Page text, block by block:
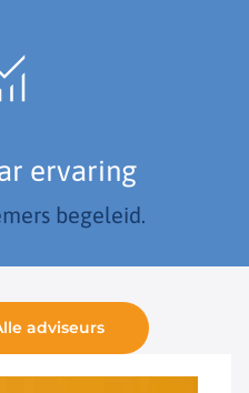
ervaring
begeleid.
adviseurs